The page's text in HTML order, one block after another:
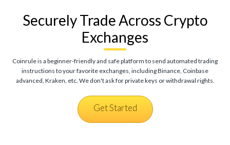
Securely Trade Across Crypto
Exchanges
Coinrule is a beginner-friendly and safe platform to send automated trading
instructions to your favorite exchanges, including Binance, Coinbase
advanced, Kraken, etc. We don't ask for private keys or withdrawal rights.
Get Started